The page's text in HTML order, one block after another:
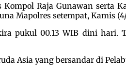
Raja Gunawan serta
Mapolres setempat, Kamis
pukul 00.13 WIB dini hari.
Asia yang bersandar di